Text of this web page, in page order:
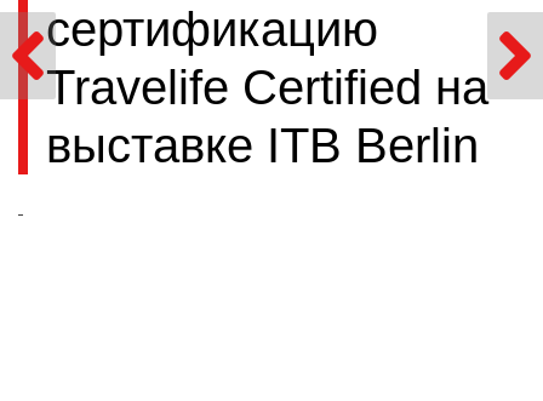
сертификацию
Travelife Certified на
выставке ITB Berlin